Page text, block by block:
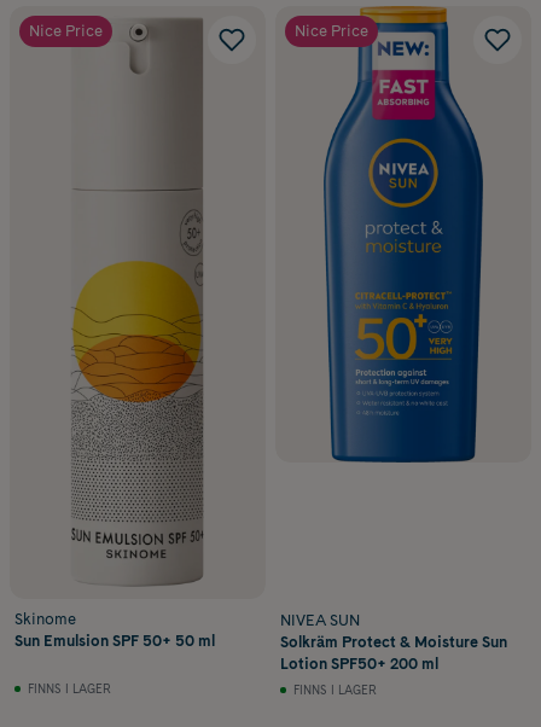
Nice Price
Skinome
Sun Emulsion SPF 50+ 50 ml
FINNS I LAGER
Nice Price
NIVEA SUN
Solkräm Protect & Moisture Sun
Lotion SPF50+ 200 ml
FINNS I LAGER